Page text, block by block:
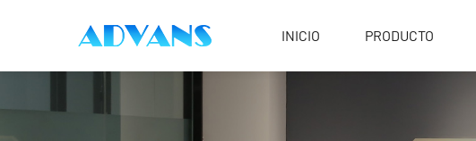
INICIO PRODUCTO